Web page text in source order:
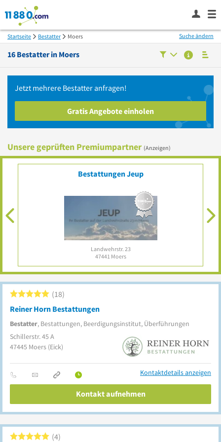
Startseite Bestatter Moers
16 Bestatter in Moers
Suche ändern
Jetzt mehrere Bestatter anfragen!
Gratis Angebote einholen
Unsere geprüften Premiumpartner (Anzeigen)
Bestattungen Jeup
Landwehrstr. 23
47441 Moers
Reiner Horn Bestattungen
Bestatter, Bestattungen, Beerdigungsinstitut, Überführungen
18
Schillerstr. 45 A
47445 Moers (Eick)
Kontaktdetails anzeigen
Kontakt aufnehmen
4